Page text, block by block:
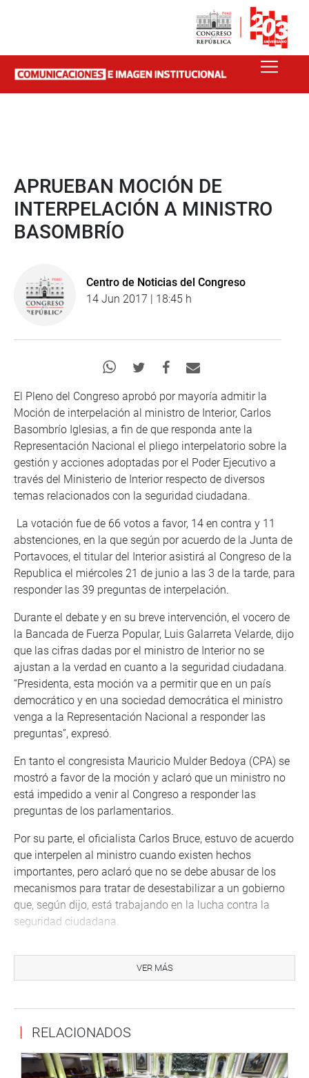
APRUEBAN MOCIÓN DE
INTERPELACIÓN A MINISTRO
BASOMBRÍO
Centro de Noticias del Congreso
14 Jun 2017 | 18:45 h
El Pleno del Congreso aprobó por mayoría admitir la
Moción de interpelación al ministro de Interior, Carlos
Basombrío Iglesias, a fin de que responda ante la
Representación Nacional el pliego interpelatorio sobre la
gestión y acciones adoptadas por el Poder Ejecutivo a
través del Ministerio de Interior respecto de diversos
temas relacionados con la seguridad ciudadana.
La votación fue de 66 votos a favor, 14 en contra y 11
abstenciones, en la que según por acuerdo de la Junta de
Portavoces, el titular del Interior asistirá al Congreso de la
Republica el miércoles 21 de junio a las 3 de la tarde, para
responder las 39 preguntas de interpelación.
Durante el debate y en su breve intervención, el vocero de
la Bancada de Fuerza Popular, Luis Galarreta Velarde, dijo
que las cifras dadas por el ministro de Interior no se
ajustan a la verdad en cuanto a la seguridad ciudadana.
“Presidenta, esta moción va a permitir que en un país
democrático y en una sociedad democrática el ministro
venga a la Representación Nacional a responder las
preguntas”, expresó.
En tanto el congresista Mauricio Mulder Bedoya (CPA) se
mostró a favor de la moción y aclaró que un ministro no
está impedido a venir al Congreso a responder las
preguntas de los parlamentarios.
Por su parte, el oficialista Carlos Bruce, estuvo de acuerdo
que interpelen al ministro cuando existen hechos
importantes, pero aclaró que no se debe abusar de los
mecanismos para tratar de desestabilizar a un gobierno
que, según dijo, está trabajando en la lucha contra la
seguridad ciudadana.
Previamente, el Pleno aprobó por unanimidad la iniciativa
Comisión Multisectorial del Bicentenario de la Batalla de
Ayacucho.
La votación fue de 93 votos a favor, cero en contra y cero
abstenciones. El presente proyecto no genera ningún
VER MÁS
RELACIONADOS